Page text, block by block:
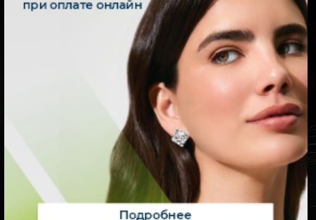
ИНДИВИДУАЛЬНЫЙ ЗАКАЗ
РАССЧИТАТЬ СТОИМОСТЬ